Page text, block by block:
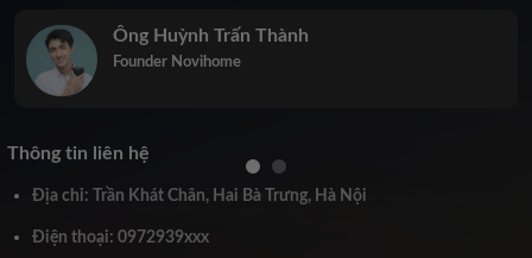
Ông Huỳnh Trấn Thành
Founder Novihome
Thông tin liên hệ
Địa chỉ: Trần Khát Chân, Hai Bà Trưng, Hà Nội
Điện thoại: 0972939xxx